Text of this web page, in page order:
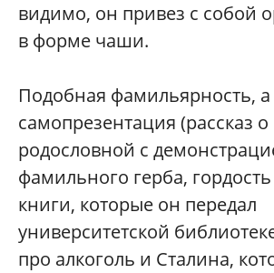
видимо, он привез с собой
в форме чаши.
Подобная фамильярность, а
самопрезентация (рассказ о
родословной с
фамильного герба,
книги, которые он передал
университетской
про алкоголь и Сталина,